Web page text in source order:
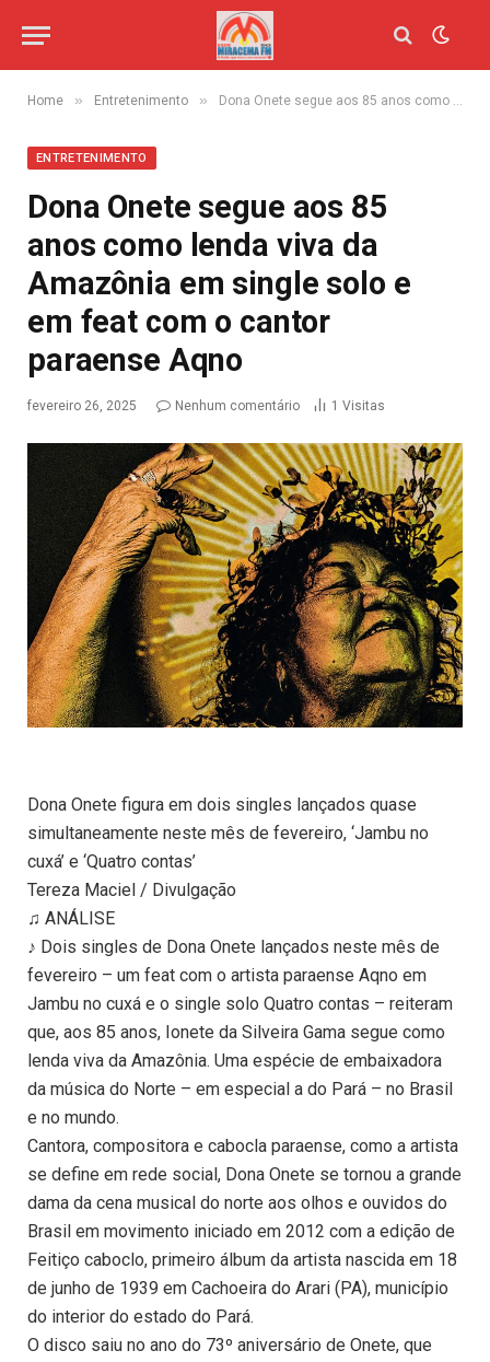
Home » Entretenimento » Dona Onete segue aos 85 anos como lenda viva da Amazônia em single solo e em feat com o cantor paraense Aqno
ENTRETENIMENTO
Dona Onete segue aos 85
anos como lenda viva da
Amazônia em single solo e
em feat com o cantor
paraense Aqno
fevereiro 26, 2025 Nenhum comentário 1 Visitas
Dona Onete figura em dois singles lançados quase
simultaneamente neste mês de fevereiro, ‘Jambu no
cuxá’ e ‘Quatro contas’
Tereza Maciel / Divulgação
♫ ANÁLISE
♪ Dois singles de Dona Onete lançados neste mês de
fevereiro – um feat com o artista paraense Aqno em
Jambu no cuxá e o single solo Quatro contas – reiteram
que, aos 85 anos, Ionete da Silveira Gama segue como
lenda viva da Amazônia. Uma espécie de embaixadora
da música do Norte – em especial a do Pará – no Brasil
e no mundo.
Cantora, compositora e cabocla paraense, como a artista
se define em rede social, Dona Onete se tornou a grande
dama da cena musical do norte aos olhos e ouvidos do
Brasil em movimento iniciado em 2012 com a edição de
Feitiço caboclo, primeiro álbum da artista nascida em 18
de junho de 1939 em Cachoeira do Arari (PA), município
do interior do estado do Pará.
O disco saiu no ano do 73º aniversário de Onete, que